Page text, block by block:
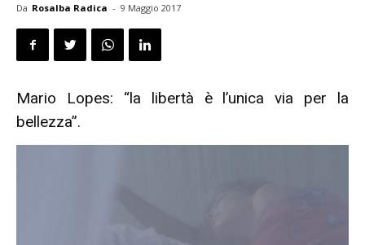
Da Rosalba Radica - 9 Maggio 2017
Mario Lopes: “la libertà è l’unica via per la
bellezza”.